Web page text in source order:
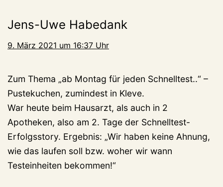
Jens-Uwe Habedank
9. März 2021 um 16:37 Uhr
Zum Thema „ab Montag für jeden Schnelltest..“ –
Pustekuchen, zumindest in Kleve.
War heute beim Hausarzt, als auch in 2
Apotheken, also am 2. Tage der Schnelltest-
Erfolgsstory. Ergebnis: „Wir haben keine Ahnung,
wie das laufen soll bzw. woher wir wann
Testeinheiten bekommen!“